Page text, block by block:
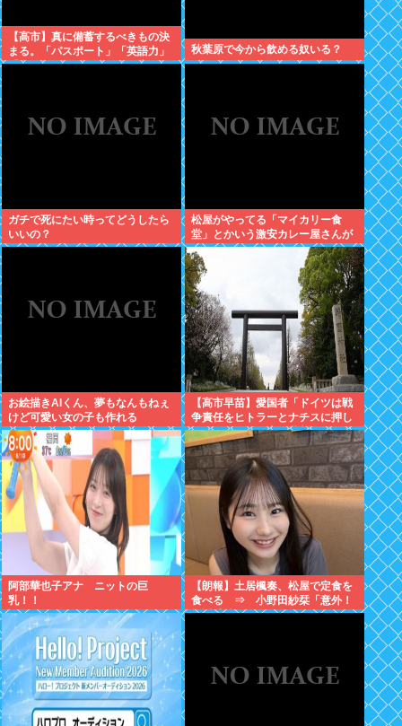
【高市】真に備蓄するべきもの決
まる。「パスポート」「英語力」
「海外からアクセスして日本円を
秋葉原で今から飲める奴いる？
ガチで死にたい時ってどうしたら
いいの？
松屋がやってる「マイカリー食
堂」とかいう激安カレー屋さんが
こちらwww
お絵描きAIくん、夢もなんもねぇ
けど可愛い女の子も作れる
【高市早苗】愛国者「ドイツは戦
争責任をヒトラーとナチスに押し
付けたくせに日本を批判しゅりゅ
なぁぁぁぁぁ！」
阿部華也子アナ ニットの巨
乳！！
【朗報】土居楓奏、松屋で定食を
食べる ⇒ 小野田紗栞「意外！
親近感持った」